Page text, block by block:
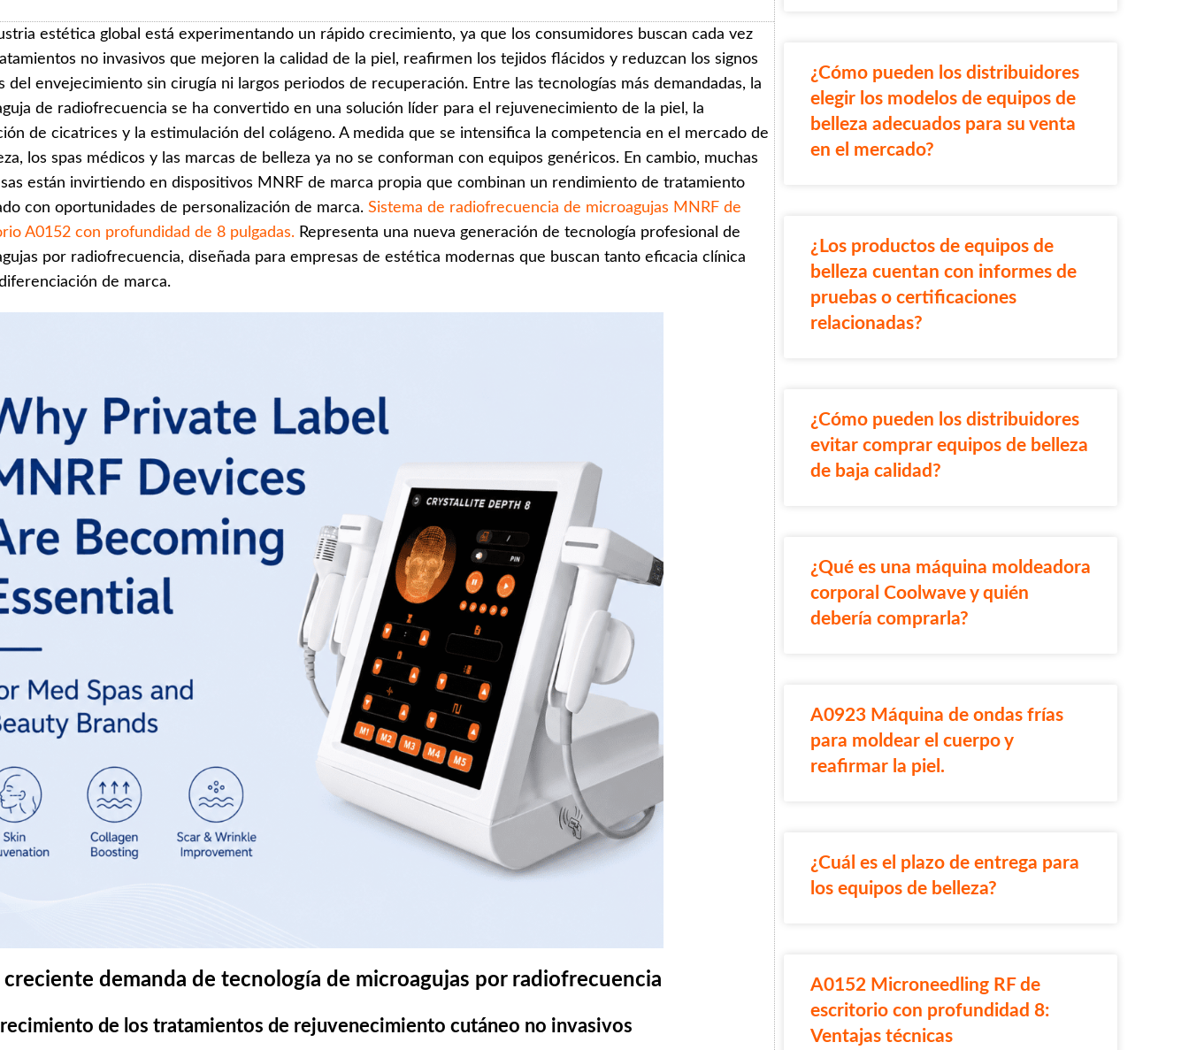
estética global está experimentando un rápido crecimiento, ya que los consumidores buscan cada vez
no invasivos que mejoren la calidad de la piel, reafirmen los tejidos flácidos y reduzcan los signos
del envejecimiento sin cirugía ni largos periodos de recuperación. Entre las tecnologías más demandadas, la
de radiofrecuencia se ha convertido en una solución líder para el rejuvenecimiento de la piel, la
de cicatrices y la estimulación del colágeno. A medida que se intensifica la competencia en el mercado de
los spas médicos y las marcas de belleza ya no se conforman con equipos genéricos. En cambio, muchas
están invirtiendo en dispositivos MNRF de marca propia que combinan un rendimiento de tratamiento
con oportunidades de personalización de marca.Sistema de radiofrecuencia de microagujas MNRF de
A0152 con profundidad de 8 pulgadas. Representa una nueva generación de tecnología profesional de
por radiofrecuencia, diseñada para empresas de estética modernas que buscan tanto eficacia clínica
de marca.
creciente demanda de tecnología de microagujas por radiofrecuencia
de los tratamientos de rejuvenecimiento cutáneo no invasivos
¿Cómo pueden los distribuidores
elegir los modelos de equipos de
belleza adecuados para su venta
en el mercado?
¿Los productos de equipos de
belleza cuentan con informes de
pruebas o certificaciones
relacionadas?
¿Cómo pueden los distribuidores
evitar comprar equipos de belleza
de baja calidad?
¿Qué es una máquina moldeadora
corporal Coolwave y quién
debería comprarla?
A0923 Máquina de ondas frías
para moldear el cuerpo y
reafirmar la piel.
¿Cuál es el plazo de entrega para
los equipos de belleza?
A0152 Microneedling RF de
escritorio con profundidad 8:
Ventajas técnicas